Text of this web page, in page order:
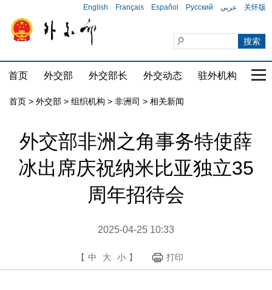
English Français Español Русский عربي 关怀版
首页 外交部 外交部长 外交动态 驻外机构 国
首页 > 外交部 > 组织机构 > 非洲司 > 相关新闻
外交部非洲之角事务特使薛
冰出席庆祝纳米比亚独立35
周年招待会
2025-04-25 10:33
【 中 大 小 】 打印